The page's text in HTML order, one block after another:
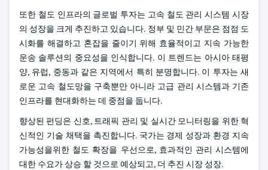
또한 철도 인프라의 글로벌 투자는 고속 철도 관리 시스템 시장
의 성장을 크게 추진하고 있습니다. 정부 및 민간 부문은 점점 도
시화를 해결하고 혼잡을 줄이기 위해 효율적이고 지속 가능한
운송 솔루션의 중요성을 인식합니다. 이 트렌드는 아시아 태평
양, 유럽, 중동과 같은 지역에서 특히 분명합니다. 이 투자는 새
로운 고속 철도망을 구축뿐만 아니라 고급 관리 시스템과 기존
인프라를 현대화하는 데 중점을 둡니다.
향상된 펀딩은 신호, 트래픽 관리 및 실시간 모니터링을 위한 혁
신적인 기술 채택을 촉진합니다. 국가는 경제 성장과 환경 지속
가능성을위한 철도 확장을 우선으로, 효과적인 관리 시스템에
대한 수요가 상승 할 것으로 예상되고, 더 추진 시장 성장.